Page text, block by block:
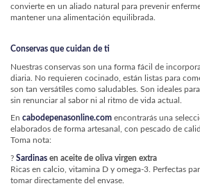
convierte en un aliado natural para prevenir
mantener una alimentación equilibrada.
Conservas que cuidan de ti
Nuestras conservas son una forma fácil de
diaria. No requieren cocinado, están listas para
son tan versátiles como saludables. Son ideales
sin renunciar al sabor ni al ritmo de vida actual.
En cabodepenasonline.com encontrarás una
elaborados de forma artesanal, con pescado de
Toma nota:
? Sardinas en aceite de oliva virgen extra
Ricas en calcio, vitamina D y omega-3. Perfectas
tomar directamente del envase.